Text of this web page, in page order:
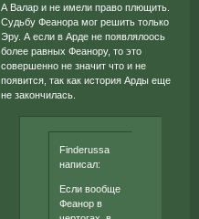
А Валар и не имели право плющить.
Судьбу Феанора мог решить только
Эру. А если в Арде не появлялоось
более равных Феанору, то это
совершенно не значит что и не
появится, так как история Арды еще
не закончилась.
Finderussa
написал:
Если вообще
Феанор в